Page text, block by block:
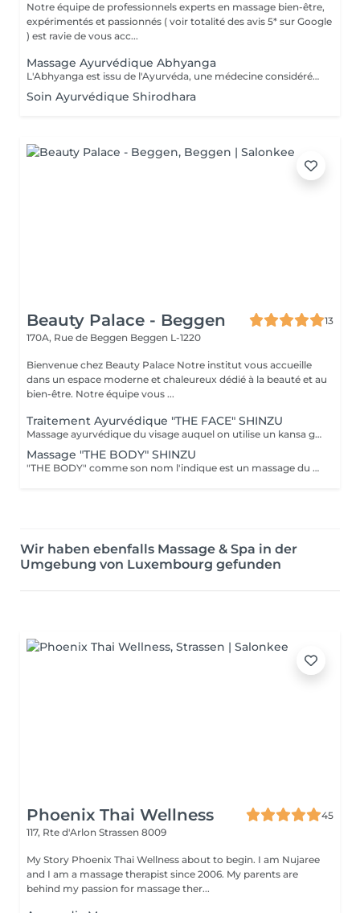
Notre équipe de professionnels experts en massage bien-être,
expérimentés et passionnés ( voir totalité des avis 5* sur Google
) est ravie de vous acc...
Massage Ayurvédique Abhyanga
L'Abhyanga est issu de l'Ayurvéda, une médecine considérée comme sacrée en Inde depuis plus de 4000 ans. Il s'appuie sur les sept centres énergétiques du corps que le praticien va rééquilibrer en stimulant les trajets de l'énergie afin de permettre à celle-ci de circuler librement dans tout le corps. Usage d'huiles ayurvédiques chaudes, pressions, frictions, étirements dans un rythme modéré, en alternant des manuvres lentes et plus rapides. Résultat, le bien-être physique et émotionnel sont retrouvés. Pour tous, en particulier les personnes nerveuses souffrant de stress, de fatigue et ayant du mal à gérer leurs émotions. Le massage Abhyanga fait également des merveilles sur : la concentration, le sommeil, la digestion, la dépression. Sur le plan physiologique, il permet de favoriser la circulation sanguine, la respiration, l'assouplissement des articulations et le relâchement musculaire.
Soin Ayurvédique Shirodhara
Beauty Palace - Beggen
13
170A, Rue de Beggen Beggen L-1220
Bienvenue chez Beauty Palace Notre institut vous accueille
dans un espace moderne et chaleureux dédié à la beauté et au
bien-être. Notre équipe vous ...
Traitement Ayurvédique "THE FACE" SHINZU
Massage ayurvédique du visage auquel on utilise un kansa guérisseur de L'Inde. Celui-ci permet de rééquilibrer les énergies au corps, agit sur des points d'acupression pour améliorer la circulation, détendre les muscles, drainer, anti-stresse et raffermir l'ovale du visage. Résultats: *Détente *Peau lumineuse *Amélioration du tonus musculaire *Diminution des tensions faciales *Améliore les maux de tête *Anti-stress *Draine
Massage "THE BODY" SHINZU
"THE BODY" comme son nom l'indique est un massage du corps complet. (Cuir chevelu compris) Pratiqué à l'aide de KANSAS rugueux (métal guérisseur de l'inde) Voici ce que ce massage vous apportera: *Une meilleur oxygénation et circulation du sang *Il réactivera vos capacités, concentration et clarté mentale *Il améliorera vos défenses immunitaires *Il détoxifiera votre corps (drainage) *Il aidera à la régulation du sommeil *Il soulagera les tensions de la vie quotidienne *Il rééquilibrera vos énergies
Wir haben ebenfalls Massage & Spa in der
Umgebung von Luxembourg gefunden
Phoenix Thai Wellness
45
117, Rte d'Arlon Strassen 8009
My Story Phoenix Thai Wellness about to begin. I am Nujaree
and I am a massage therapist since 2006. My parents are
behind my passion for massage ther...